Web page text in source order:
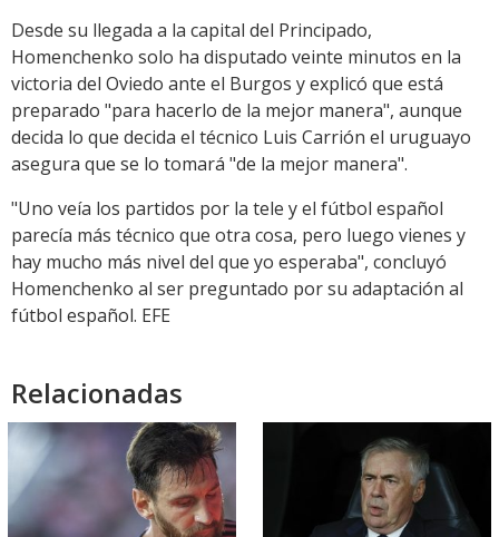
Desde su llegada a la capital del Principado,
Homenchenko solo ha disputado veinte minutos en la
victoria del Oviedo ante el Burgos y explicó que está
preparado "para hacerlo de la mejor manera", aunque
decida lo que decida el técnico Luis Carrión el uruguayo
asegura que se lo tomará "de la mejor manera".
"Uno veía los partidos por la tele y el fútbol español
parecía más técnico que otra cosa, pero luego vienes y
hay mucho más nivel del que yo esperaba", concluyó
Homenchenko al ser preguntado por su adaptación al
fútbol español. EFE
Relacionadas